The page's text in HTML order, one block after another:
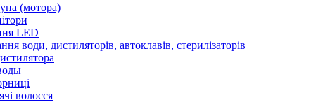
(мотора)
LED
води, дистиляторів, автоклавів, стерилізаторів
волосся